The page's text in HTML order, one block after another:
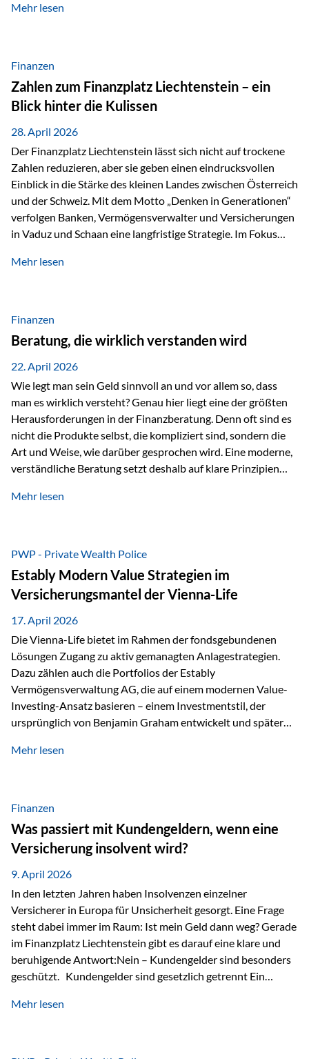
Vorreiter. Warum auf das Thema Produktivität setzen? Die
Wirtschaftswachstum, verändern die Spielregeln für
Investoren. Produktivität adressiert genau diese
Herausforderungen, da wirtschaftliches Wachstum
langfristig durch Produktivitätssteigerung entsteht, also
durch die Fähigkeit von Unternehmen, mehr…
Mehr lesen
Finanzen
Zahlen zum Finanzplatz Liechtenstein – ein
Blick hinter die Kulissen
28. April 2026
Der Finanzplatz Liechtenstein lässt sich nicht auf trockene
Zahlen reduzieren, aber sie geben einen eindrucksvollen
Einblick in die Stärke des kleinen Landes zwischen Österreich
und der Schweiz. Mit dem Motto „Denken in Generationen“
verfolgen Banken, Vermögensverwalter und Versicherungen
in Vaduz und Schaan eine langfristige Strategie. Im Fokus
Marktzugang Liechtenstein hat sich in den letzten Jahren zu
verfügbaren Kennzahlen (Stand Ende 2024, veröffentlicht
2025/2026)…
Mehr lesen
Finanzen
Beratung, die wirklich verstanden wird
22. April 2026
Wie legt man sein Geld sinnvoll an und vor allem so, dass
man es wirklich versteht? Genau hier liegt eine der größten
Herausforderungen in der Finanzberatung. Denn oft sind es
nicht die Produkte selbst, die kompliziert sind, sondern die
Art und Weise, wie darüber gesprochen wird. Eine moderne,
verständliche Beratung setzt deshalb auf klare Prinzipien
fünf zentrale Faktoren: eine saubere Struktur, breite
diesem Thema liefern unter anderem die praxisnahen
Ansätze von Finanzexperte Klaus Rost, der seit vielen Jahren
für eine verständliche und…
Mehr lesen
PWP - Private Wealth Police
Estably Modern Value Strategien im
Versicherungsmantel der Vienna-Life
17. April 2026
Die Vienna-Life bietet im Rahmen der fondsgebundenen
Lösungen Zugang zu aktiv gemanagten Anlagestrategien.
Dazu zählen auch die Portfolios der Estably
Vermögensverwaltung AG, die auf einem modernen Value-
Investing-Ansatz basieren – einem Investmentstil, der
ursprünglich von Benjamin Graham entwickelt und später
Modernes Value Investing als Grundlage Der
Fokus stehen Unternehmen, deren Börsenkurs unter ihrem
inneren Wert liegt. Neben klassischen
Bewertungskennzahlen werden auch qualitative Faktoren
wie Geschäftsmodell, Wettbewerbsvorteile und
Managementqualität…
Mehr lesen
Finanzen
Was passiert mit Kundengeldern, wenn eine
Versicherung insolvent wird?
9. April 2026
In den letzten Jahren haben Insolvenzen einzelner
Versicherer in Europa für Unsicherheit gesorgt. Eine Frage
steht dabei immer im Raum: Ist mein Geld dann weg? Gerade
im Finanzplatz Liechtenstein gibt es darauf eine klare und
beruhigende Antwort:Nein – Kundengelder sind besonders
geschützt. Kundengelder sind gesetzlich getrennt Ein
sogenannte Sondermasse. Das bedeutet:Die
Mehr lesen